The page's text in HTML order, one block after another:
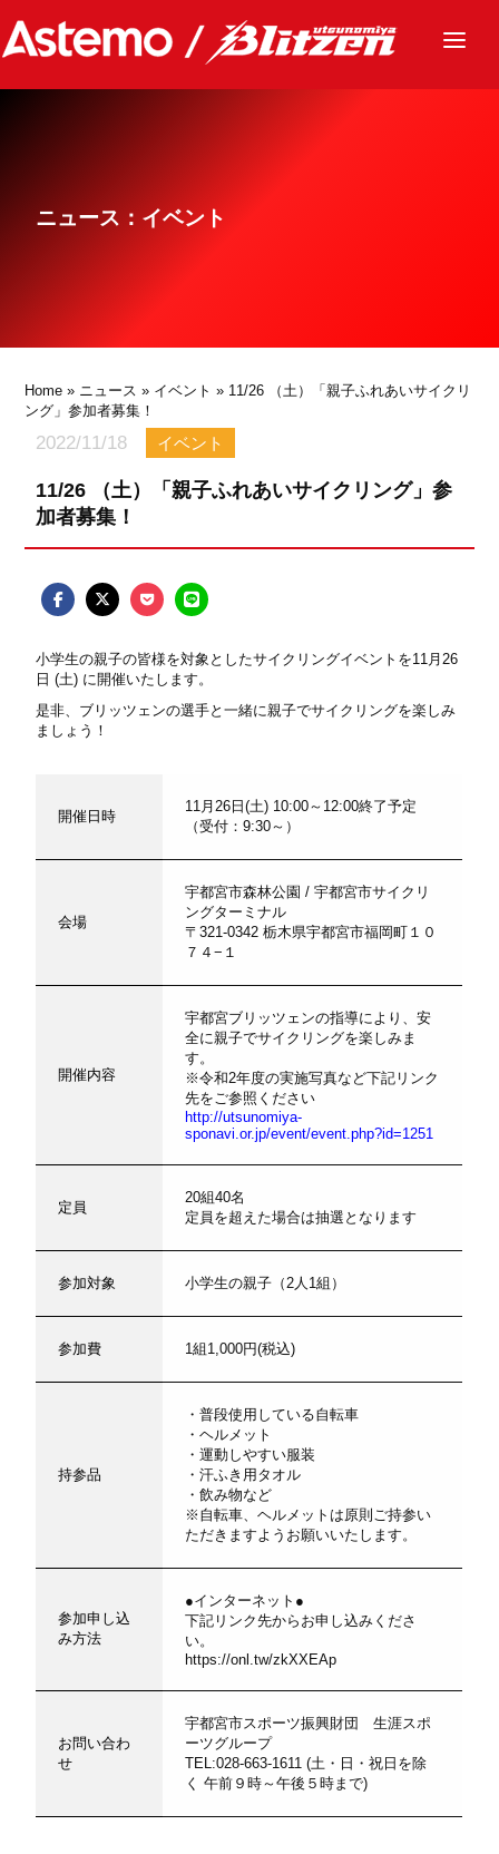
ニュース
グッズ
ニュース：イベント
Home » ニュース » イベント » 11/26 （土）「親子ふれあいサイクリ
ング」参加者募集！
2022/11/18 イベント
11/26 （土）「親子ふれあいサイクリング」参
加者募集！
小学生の親子の皆様を対象としたサイクリングイベントを11月26
日 (土) に開催いたします。
是非、ブリッツェンの選手と一緒に親子でサイクリングを楽しみ
ましょう！
開催日時
11月26日(土) 10:00～12:00終了予定
（受付：9:30～）
会場
宇都宮市森林公園 / 宇都宮市サイクリ
ングターミナル
〒321-0342 栃木県宇都宮市福岡町１０
７４−１
開催内容
宇都宮ブリッツェンの指導により、安
全に親子でサイクリングを楽しみま
す。
※令和2年度の実施写真など下記リンク
先をご参照ください
http://utsunomiya-
sponavi.or.jp/event/event.php?id=1251
定員
20組40名
定員を超えた場合は抽選となります
参加対象 小学生の親子（2人1組）
参加費 1組1,000円(税込)
持参品
・普段使用している自転車
・ヘルメット
・運動しやすい服装
・汗ふき用タオル
・飲み物など
※自転車、ヘルメットは原則ご持参い
ただきますようお願いいたします。
参加申し込
み方法
●インターネット●
下記リンク先からお申し込みくださ
い。
https://onl.tw/zkXXEAp
お問い合わ
せ
宇都宮市スポーツ振興財団 生涯スポ
ーツグループ
TEL:028-663-1611 (土・日・祝日を除
く 午前９時～午後５時まで)